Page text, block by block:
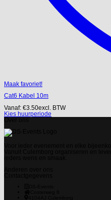
Maak favoriet!
Cat6 Kabel 10m
Vanaf: €3.50excl. BTW
Kies huurperiode